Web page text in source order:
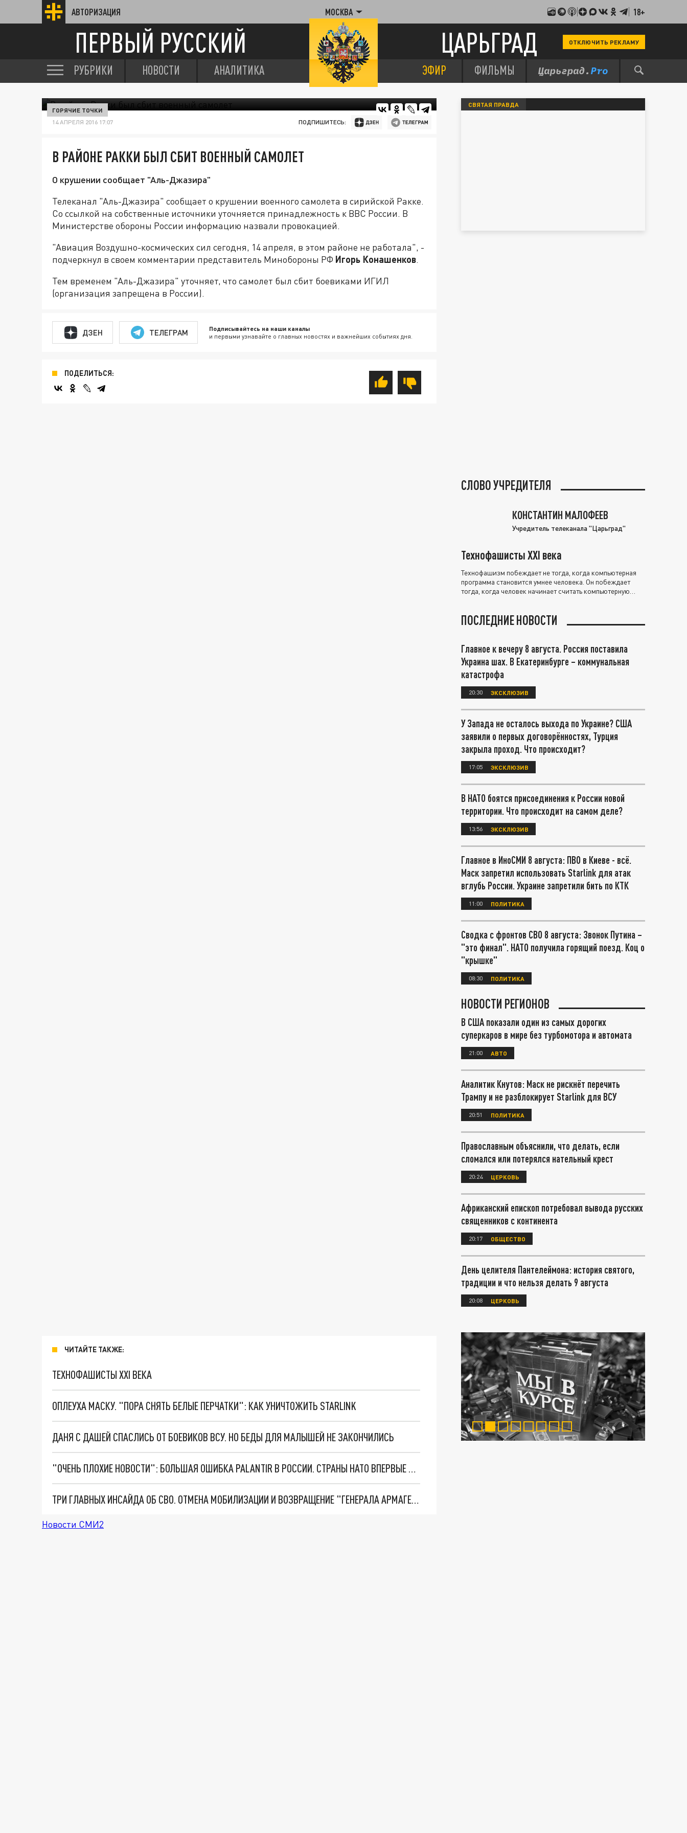
АВТОРИЗАЦИЯ МОСКВА 18+
ПЕРВЫЙ РУССКИЙ ЦАРЬГРАД ОТКЛЮЧИТЬ РЕКЛАМУ
РУБРИКИ НОВОСТИ АНАЛИТИКА ЭФИР ФИЛЬМЫ
ГОРЯЧИЕ ТОЧКИ
14 АПРЕЛЯ 2016 17:07 ПОДПИШИТЕСЬ:
В РАЙОНЕ РАККИ БЫЛ СБИТ ВОЕННЫЙ САМОЛЕТ
О крушении сообщает "Аль-Джазира"
Телеканал "Аль-Джазира" сообщает о крушении военного самолета в сирийской Ракке.
Со ссылкой на собственные источники уточняется принадлежность к ВВС России. В
Министерстве обороны России информацию назвали провокацией.
"Авиация Воздушно-космических сил сегодня, 14 апреля, в этом районе не работала", -
подчеркнул в своем комментарии представитель Минобороны РФ Игорь Конашенков.
Тем временем "Аль-Джазира" уточняет, что самолет был сбит боевиками ИГИЛ
(организация запрещена в России).
ДЗЕН ТЕЛЕГРАМ Подписывайтесь на наши каналы
и первыми узнавайте о главных новостях и важнейших событиях дня.
ПОДЕЛИТЬСЯ:
ЧИТАЙТЕ ТАКЖЕ:
ТЕХНОФАШИСТЫ XXI ВЕКА
ОПЛЕУХА МАСКУ. "ПОРА СНЯТЬ БЕЛЫЕ ПЕРЧАТКИ": КАК УНИЧТОЖИТЬ STARLINK
ДАНЯ С ДАШЕЙ СПАСЛИСЬ ОТ БОЕВИКОВ ВСУ. НО БЕДЫ ДЛЯ МАЛЫШЕЙ НЕ ЗАКОНЧИЛИСЬ
"ОЧЕНЬ ПЛОХИЕ НОВОСТИ": БОЛЬШАЯ ОШИБКА PALANTIR В РОССИИ. СТРАНЫ НАТО ВПЕРВЫЕ ЗА СВО ОСТАНОВИЛИ ПОСТАВКИ ОРУЖИЯ. ВСУ ТЕРЯЮТ ПРИГРАНИЧЬЕ?
ТРИ ГЛАВНЫХ ИНСАЙДА ОБ СВО. ОТМЕНА МОБИЛИЗАЦИИ И ВОЗВРАЩЕНИЕ "ГЕНЕРАЛА АРМАГЕДДОНА"? ОТЛИЧНЫЕ НОВОСТИ, КОТОРЫЕ ЖДАЛИ ВСЕ
Новости СМИ2
СВЯТАЯ ПРАВДА
СЛОВО УЧРЕДИТЕЛЯ
КОНСТАНТИН МАЛОФЕЕВ
Учредитель телеканала "Царьград"
Технофашисты XXI века
Технофашизм побеждает не тогда, когда компьютерная
программа становится умнее человека. Он побеждает
тогда, когда человек начинает считать компьютерную
ПОСЛЕДНИЕ НОВОСТИ
Главное к вечеру 8 августа. Россия поставила
Украина шах. В Екатеринбурге – коммунальная
катастрофа
20:30 ЭКСКЛЮЗИВ
У Запада не осталось выхода по Украине? США
заявили о первых договорённостях, Турция
закрыла проход. Что происходит?
17:05 ЭКСКЛЮЗИВ
В НАТО боятся присоединения к России новой
территории. Что происходит на самом деле?
13:56 ЭКСКЛЮЗИВ
Главное в ИноСМИ 8 августа: ПВО в Киеве - всё.
Маск запретил использовать Starlink для атак
вглубь России. Украине запретили бить по КТК
11:00 ПОЛИТИКА
Сводка с фронтов СВО 8 августа: Звонок Путина –
"это финал". НАТО получила горящий поезд. Коц о
"крышке"
08:30 ПОЛИТИКА
НОВОСТИ РЕГИОНОВ
В США показали один из самых дорогих
суперкаров в мире без турбомотора и автомата
21:00 АВТО
Аналитик Кнутов: Маск не рискнёт перечить
Трампу и не разблокирует Starlink для ВСУ
20:51 ПОЛИТИКА
Православным объяснили, что делать, если
сломался или потерялся нательный крест
20:24 ЦЕРКОВЬ
Африканский епископ потребовал вывода русских
священников с континента
20:17 ОБЩЕСТВО
День целителя Пантелеймона: история святого,
традиции и что нельзя делать 9 августа
20:08 ЦЕРКОВЬ